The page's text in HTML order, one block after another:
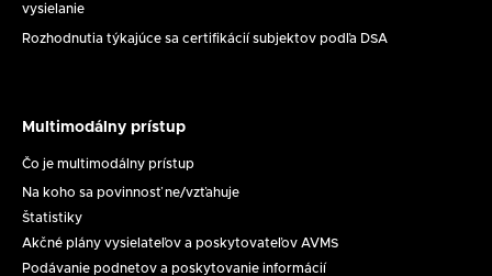
vysielanie
Rozhodnutia týkajúce sa certifikácií subjektov podľa DSA
prístup
Multimodálny prístup
Čo je multimodálny prístup
Na koho sa povinnosť ne/vzťahuje
Štatistiky
Akčné plány vysielateľov a poskytovateľov AVMS
Podávanie podnetov a poskytovanie informácií